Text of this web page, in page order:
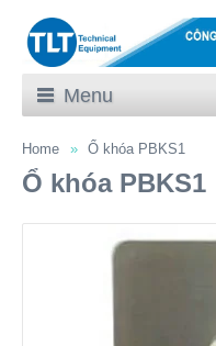
Menu
Home Ổ khóa PBKS1
Ổ khóa PBKS1